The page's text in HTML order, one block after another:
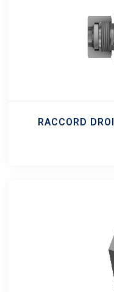
RACCORD